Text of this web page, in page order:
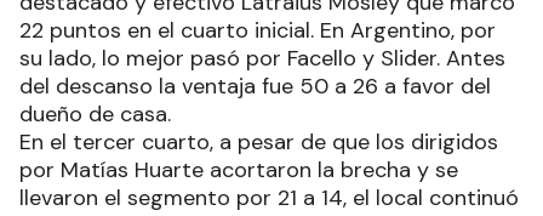
22 puntos en el cuarto inicial. En Argentino, por
su lado, lo mejor pasó por Facello y Slider. Antes
del descanso la ventaja fue 50 a 26 a favor del
dueño de casa.
En el tercer cuarto, a pesar de que los dirigidos
por Matías Huarte acortaron la brecha y se
llevaron el segmento por 21 a 14, el local continuó